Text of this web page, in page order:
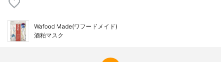
Wafood Made(ワフードメイド)
酒粕マスク